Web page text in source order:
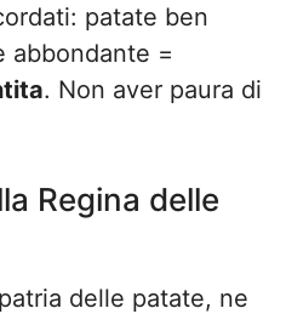
patate ben
abbondante =
. Non aver paura di
Regina delle
delle patate, ne